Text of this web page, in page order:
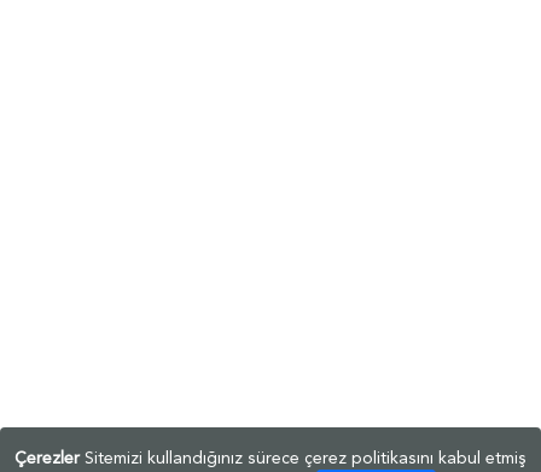
Çerezler Sitemizi kullandığınız sürece çerez politikasını kabul etmiş